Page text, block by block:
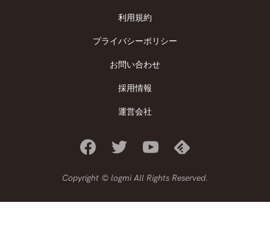
利用規約
プライバシーポリシー
お問い合わせ
採用情報
運営会社
Copyright © logmi All Rights Reserved.